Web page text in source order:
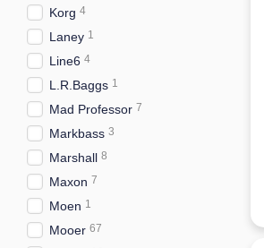
Korg 4
Laney 1
Line6 4
L.R.Baggs 1
Mad Professor 7
Markbass 3
Marshall 8
Maxon 7
Moen 1
Mooer 67